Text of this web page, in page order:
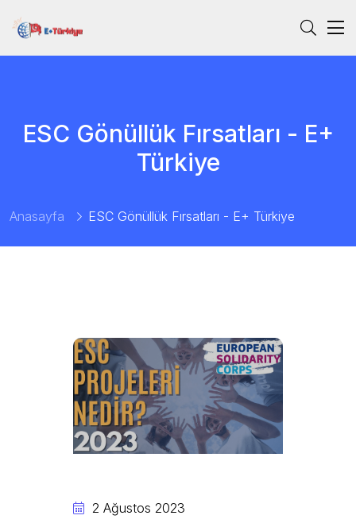
ESC Gönüllük Fırsatları - E+
Türkiye
Anasayfa ESC Gönüllük Fırsatları - E+ Türkiye
2 Ağustos 2023